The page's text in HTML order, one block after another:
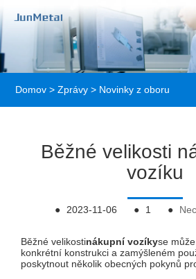
Domov > Zprávy > Novinky z oboru
Běžné velikosti
vozíku
● 2023-11-06 ● 1 ●
Běžné velikostinákupní vozíkyse
konkrétní konstrukci a zamýšleném
poskytnout několik obecných pokynů